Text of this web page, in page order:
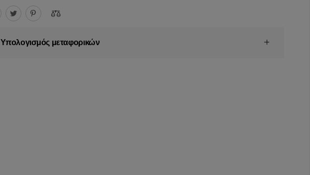
Υπολογισμός μεταφορικών